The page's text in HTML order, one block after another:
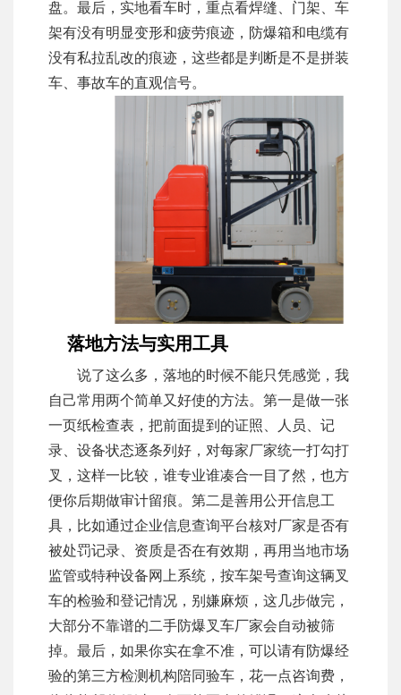
盘。最后，实地看车时，重点看焊缝、门架、车
架有没有明显变形和疲劳痕迹，防爆箱和电缆有
没有私拉乱改的痕迹，这些都是判断是不是拼装
车、事故车的直观信号。
落地方法与实用工具
说了这么多，落地的时候不能只凭感觉，我
自己常用两个简单又好使的方法。第一是做一张
一页纸检查表，把前面提到的证照、人员、记
录、设备状态逐条列好，对每家厂家统一打勾打
叉，这样一比较，谁专业谁凑合一目了然，也方
便你后期做审计留痕。第二是善用公开信息工
具，比如通过企业信息查询平台核对厂家是否有
被处罚记录、资质是否在有效期，再用当地市场
监管或特种设备网上系统，按车架号查询这辆叉
车的检验和登记情况，别嫌麻烦，这几步做完，
大部分不靠谱的二手防爆叉车厂家会自动被筛
掉。最后，如果你实在拿不准，可以请有防爆经
验的第三方检测机构陪同验车，花一点咨询费，